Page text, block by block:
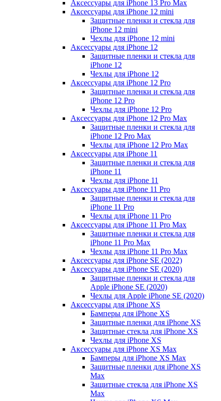
Аксессуары для iPhone 13 Pro Max
Аксессуары для iPhone 12 mini
Защитные пленки и стекла для
iPhone 12 mini
Чехлы для iPhone 12 mini
Аксессуары для iPhone 12
Защитные пленки и стекла для
iPhone 12
Чехлы для iPhone 12
Аксессуары для iPhone 12 Pro
Защитные пленки и стекла для
iPhone 12 Pro
Чехлы для iPhone 12 Pro
Аксессуары для iPhone 12 Pro Max
Защитные пленки и стекла для
iPhone 12 Pro Max
Чехлы для iPhone 12 Pro Max
Аксессуары для iPhone 11
Защитные пленки и стекла для
iPhone 11
Чехлы для iPhone 11
Аксессуары для iPhone 11 Pro
Защитные пленки и стекла для
iPhone 11 Pro
Чехлы для iPhone 11 Pro
Аксессуары для iPhone 11 Pro Max
Защитные пленки и стекла для
iPhone 11 Pro Max
Чехлы для iPhone 11 Pro Max
Аксессуары для iPhone SE (2022)
Аксессуары для iPhone SE (2020)
Защитные пленки и стекла для
Apple iPhone SE (2020)
Чехлы для Apple iPhone SE (2020)
Аксессуары для iPhone ХS
Бамперы для iPhone ХS
Защитные пленки для iPhone ХS
Защитные стекла для iPhone ХS
Чехлы для iPhone ХS
Аксессуары для iPhone ХS Max
Бамперы для iPhone XS Max
Защитные пленки для iPhone XS
Max
Защитные стекла для iPhone XS
Max